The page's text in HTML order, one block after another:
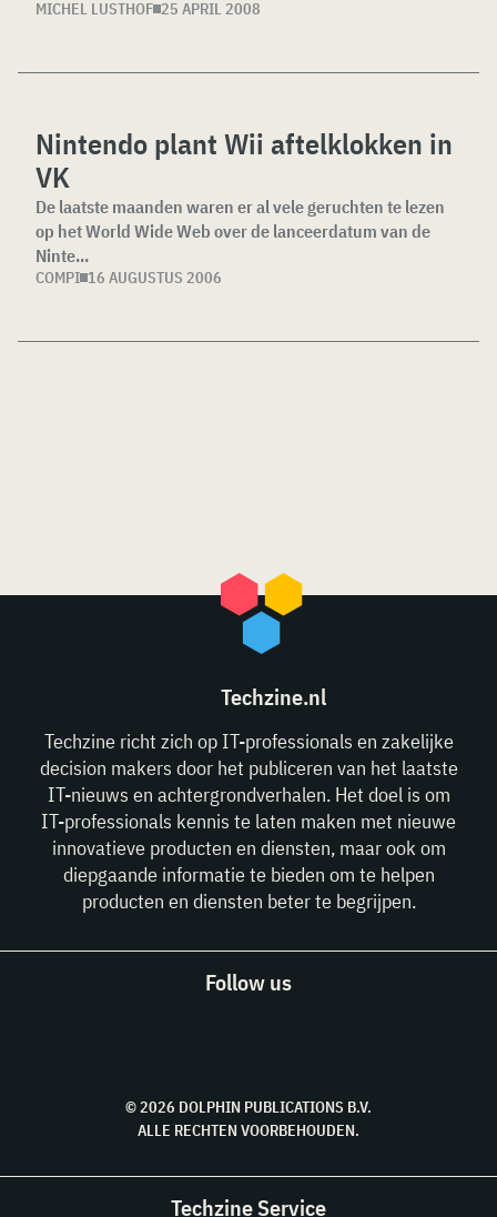
MICHEL LUSTHOF 25 APRIL 2008
Nintendo plant Wii aftelklokken in
VK
De laatste maanden waren er al vele geruchten te lezen
op het World Wide Web over de lanceerdatum van de
Ninte...
COMPI 16 AUGUSTUS 2006
Techzine.nl
Techzine richt zich op IT-professionals en zakelijke
decision makers door het publiceren van het laatste
IT-nieuws en achtergrondverhalen. Het doel is om
IT-professionals kennis te laten maken met nieuwe
innovatieve producten en diensten, maar ook om
diepgaande informatie te bieden om te helpen
producten en diensten beter te begrijpen.
Follow us
© 2026 DOLPHIN PUBLICATIONS B.V.
ALLE RECHTEN VOORBEHOUDEN.
Techzine Service